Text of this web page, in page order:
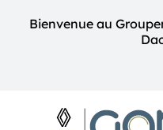
Bienvenue au